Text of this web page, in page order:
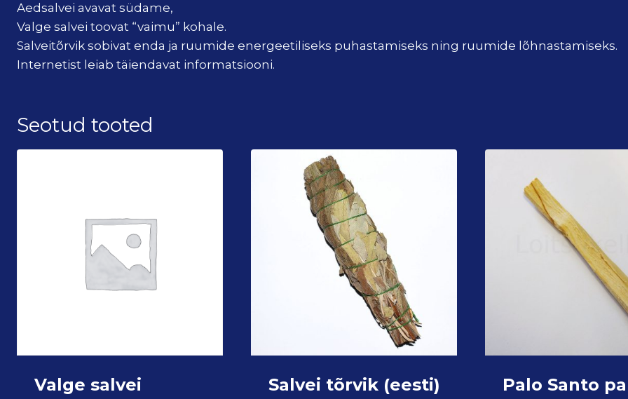
Aedsalvei avavat südame,
Valge salvei toovat “vaimu” kohale.
Salveitõrvik sobivat enda ja ruumide energeetiliseks puhastamiseks ning ruumide lõhnastamiseks.
Internetist leiab täiendavat informatsiooni.
Seotud tooted
Valge salvei
Salvei tõrvik (eesti)
Palo Santo